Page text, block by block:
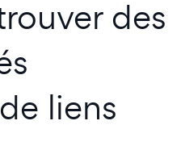
des
liens